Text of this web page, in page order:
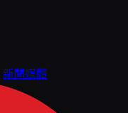
新聞媒體